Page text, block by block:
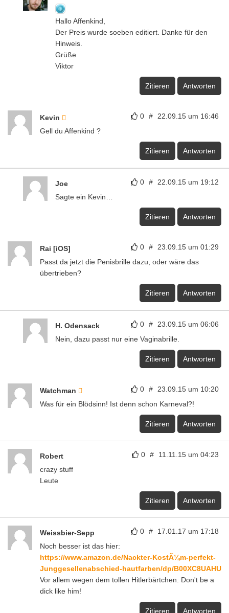
Hallo Affenkind,
Der Preis wurde soeben editiert. Danke für den
Hinweis.
Grüße
Viktor
Zitieren Antworten
0 # 22.09.15 um 16:46
Kevin
Gell du Affenkind ?
Zitieren Antworten
0 # 22.09.15 um 19:12
Joe
Sagte ein Kevin…
Zitieren Antworten
0 # 23.09.15 um 01:29
Rai [iOS]
Passt da jetzt die Penisbrille dazu, oder wäre das
übertrieben?
Zitieren Antworten
0 # 23.09.15 um 06:06
H. Odensack
Nein, dazu passt nur eine Vaginabrille.
Zitieren Antworten
0 # 23.09.15 um 10:20
Watchman
Was für ein Blödsinn! Ist denn schon Karneval?!
Zitieren Antworten
0 # 11.11.15 um 04:23
Robert
crazy stuff
Leute
Zitieren Antworten
0 # 17.01.17 um 17:18
Weissbier-Sepp
Noch besser ist das hier:
https://www.amazon.de/Nackter-KostÃ¼m-perfekt-
Junggesellenabschied-hautfarben/dp/B00XC8UAHU
Vor allem wegen dem tollen Hitlerbärtchen. Don't be a
dick like him!
Zitieren Antworten